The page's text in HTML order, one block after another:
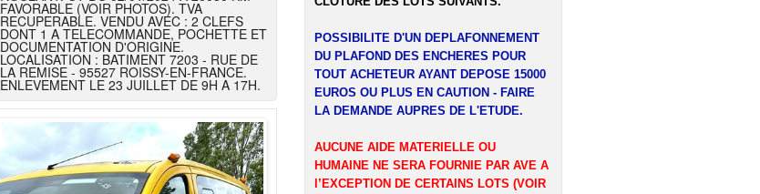
FAVORABLE (VOIR PHOTOS). TVA
RECUPERABLE. VENDU AVEC : 2 CLEFS
DONT 1 A TELECOMMANDE, POCHETTE ET
DOCUMENTATION D'ORIGINE.
LOCALISATION : BATIMENT 7203 - RUE DE
LA REMISE - 95527 ROISSY-EN-FRANCE.
ENLEVEMENT LE 23 JUILLET DE 9H A 17H.
POSSIBILITE D'UN DEPLAFONNEMENT
DU PLAFOND DES ENCHERES POUR
TOUT ACHETEUR AYANT DEPOSE 15000
EUROS OU PLUS EN CAUTION - FAIRE
LA DEMANDE AUPRES DE L'ETUDE.
AUCUNE AIDE MATERIELLE OU
HUMAINE NE SERA FOURNIE PAR AVE A
l’EXCEPTION DE CERTAINS LOTS (VOIR